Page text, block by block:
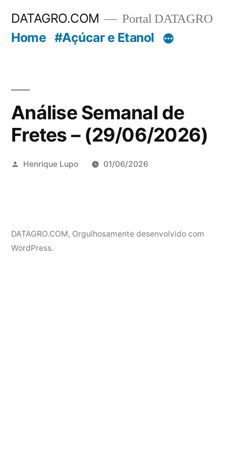
DATAGRO.COM Portal DATAGRO
Home #Açúcar e Etanol
Análise Semanal de
Fretes – (29/06/2026)
Publicado
Henrique Lupo 01/06/2026
DATAGRO.COM, Orgulhosamente desenvolvido com
WordPress.